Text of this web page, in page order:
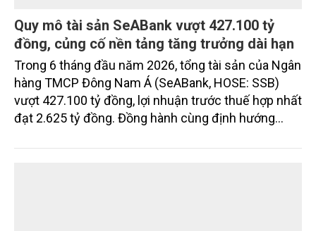
Quy mô tài sản SeABank vượt 427.100 tỷ
đồng, củng cố nền tảng tăng trưởng dài hạn
Trong 6 tháng đầu năm 2026, tổng tài sản của Ngân
hàng TMCP Đông Nam Á (SeABank, HOSE: SSB)
vượt 427.100 tỷ đồng, lợi nhuận trước thuế hợp nhất
đạt 2.625 tỷ đồng. Đồng hành cùng định hướng
SeABank tiếp tục duy trì hoạt động hiệu quả, mở